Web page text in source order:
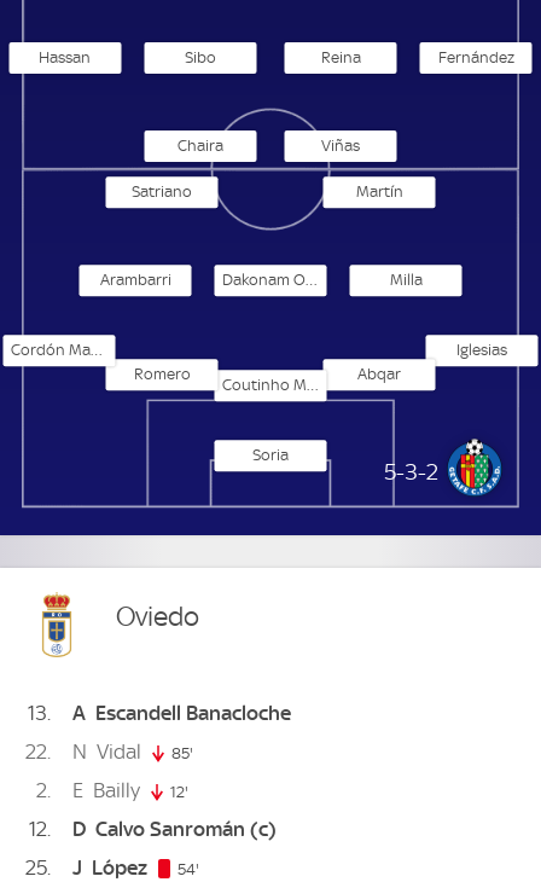
Hassan Sibo Reina Fernández
Chaira Viñas
FC Getafe
5-3-2
Soria
Iglesias
Abqar
Coutinho Meneses Duarte
Romero
Cordón Mancha
Milla
Dakonam Ortega
Arambarri
Martín
Satriano
Oviedo
13 A Escandell Banacloche
22
N Vidal 85'
2 E Bailly 12'
12 D Calvo Sanromán (c)
25
J López 54'